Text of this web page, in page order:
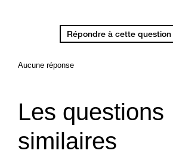
Répondre à cette question
Aucune réponse
Les questions
similaires